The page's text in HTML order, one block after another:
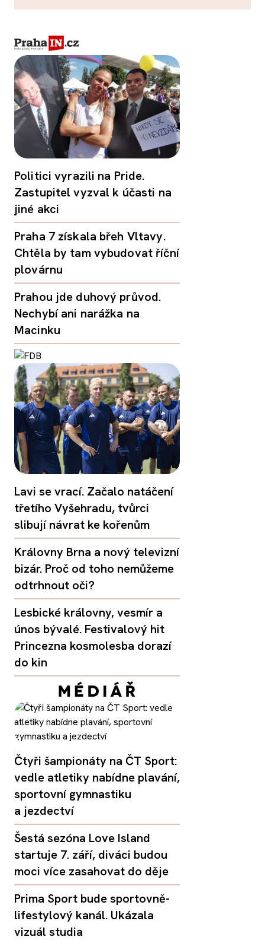
Politici vyrazili na Pride.
Zastupitel vyzval k účasti na
jiné akci
Praha 7 získala břeh Vltavy.
Chtěla by tam vybudovat říční
plovárnu
Prahou jde duhový průvod.
Nechybí ani narážka na
Macinku
Lavi se vrací. Začalo natáčení
třetího Vyšehradu, tvůrci
slibují návrat ke kořenům
Královny Brna a nový televizní
bizár. Proč od toho nemůžeme
odtrhnout oči?
Lesbické královny, vesmír a
únos bývalé. Festivalový hit
Princezna kosmolesba dorazí
do kin
Čtyři šampionáty na ČT Sport:
vedle atletiky nabídne plavání,
sportovní gymnastiku
a jezdectví
Šestá sezóna Love Island
startuje 7. září, diváci budou
moci více zasahovat do děje
Prima Sport bude sportovně-
lifestylový kanál. Ukázala
vizuál studia